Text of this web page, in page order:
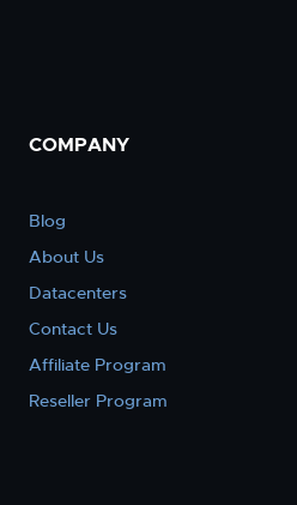
COMPANY
Blog
About Us
Datacenters
Contact Us
Affiliate Program
Reseller Program